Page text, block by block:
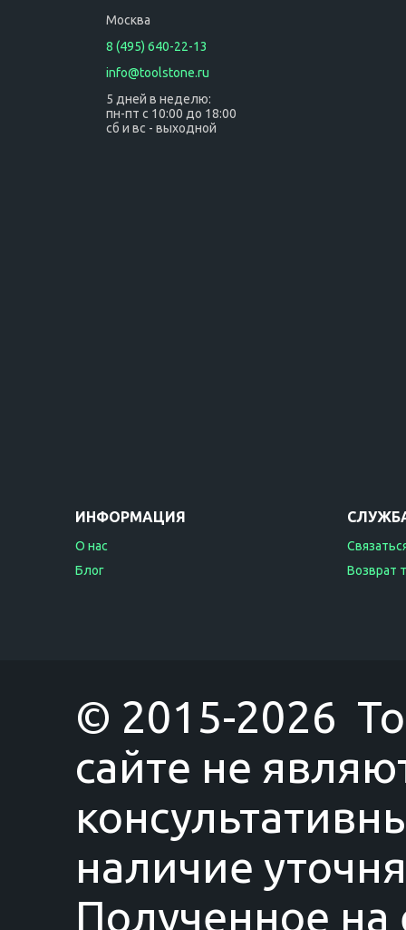
Москва
8 (495) 640-22-13
info@toolstone.ru
5 дней в неделю:
пн-пт с 10:00 до 18:00
сб и вс - выходной
ИНФОРМАЦИЯ
О нас
Блог
Возврат
© 2015-2026
сайте не
наличие
Полученное на